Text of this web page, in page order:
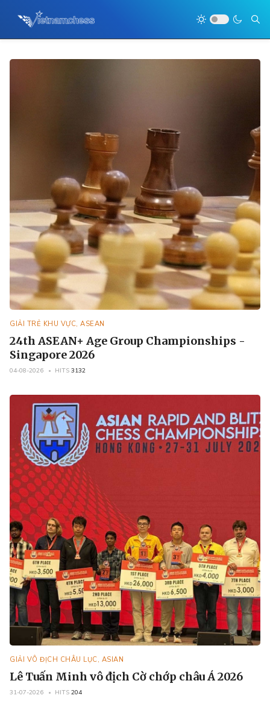
GIẢI TRẺ KHU VỰC, ASEAN
24th ASEAN+ Age Group Championships -
Singapore 2026
04-08-2026 HITS 3132
GIẢI VÔ ĐỊCH CHÂU LỤC, ASIAN
Lê Tuấn Minh vô địch Cờ chớp châu Á 2026
31-07-2026 HITS 204